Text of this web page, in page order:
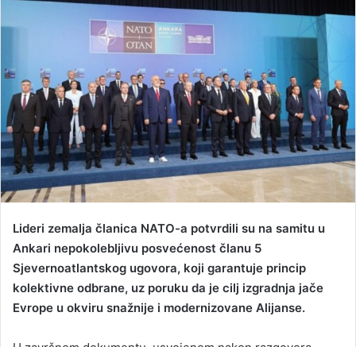
n
e
a
Lideri zemalja članica NATO-a potvrdili su na samitu u
Ankari nepokolebljivu posvećenost članu 5
Sjevernoatlantskog ugovora, koji garantuje princip
kolektivne odbrane, uz poruku da je cilj izgradnja jače
Evrope u okviru snažnije i modernizovane Alijanse.